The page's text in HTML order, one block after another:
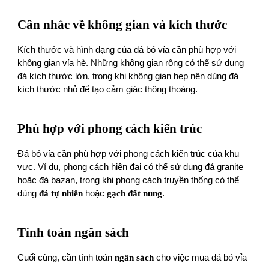
Cân nhắc về không gian và kích thước
Kích thước và hình dạng của đá bó vỉa cần phù hợp với
không gian vỉa hè. Những không gian rộng có thể sử dụng
đá kích thước lớn, trong khi không gian hẹp nên dùng đá
kích thước nhỏ để tạo cảm giác thông thoáng.
Phù hợp với phong cách kiến trúc
Đá bó vỉa cần phù hợp với phong cách kiến trúc của khu
vực. Ví dụ, phong cách hiện đại có thể sử dụng đá granite
hoặc đá bazan, trong khi phong cách truyền thống có thể
dùngđá tự nhiên hoặcgạch đất nung.
Tính toán ngân sách
Cuối cùng, cần tính toánngân sách cho việc mua đá bó vỉa